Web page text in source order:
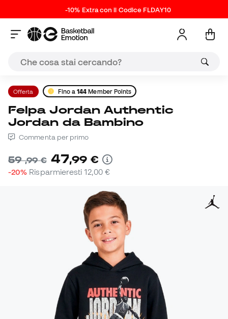
-10% Extra con il Codice FLDAY10
Offerta Fino a144 Member Points
Felpa Jordan Authentic
Jordan da Bambino
Commenta per primo
59,99 € 47,99 €
-20% Risparmieresti12,00 €